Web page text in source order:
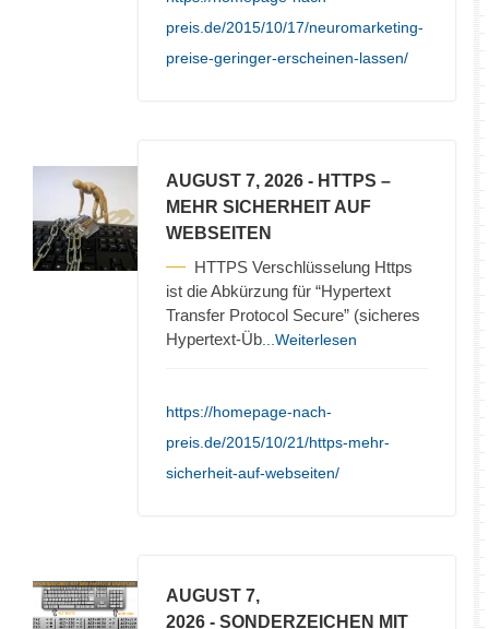
preis.de/2015/10/17/neuromarketing-
preise-geringer-erscheinen-lassen/
AUGUST 7, 2026 - HTTPS –
MEHR SICHERHEIT AUF
WEBSEITEN
HTTPS Verschlüsselung Https
ist die Abkürzung für “Hypertext
Transfer Protocol Secure” (sicheres
Hypertext-Üb ...Weiterlesen
https://homepage-nach-
preis.de/2015/10/21/https-mehr-
sicherheit-auf-webseiten/
AUGUST 7,
2026 - SONDERZEICHEN MIT